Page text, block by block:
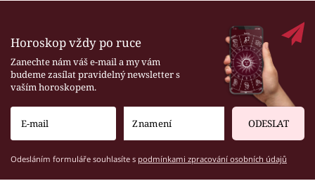
Horoskop vždy po ruce
Zanechte nám váš e-mail a my vám
budeme zasílat pravidelný newsletter s
vaším horoskopem.
ODESLAT
Odesláním formuláře souhlasíte s podmínkami zpracování osobních údajů